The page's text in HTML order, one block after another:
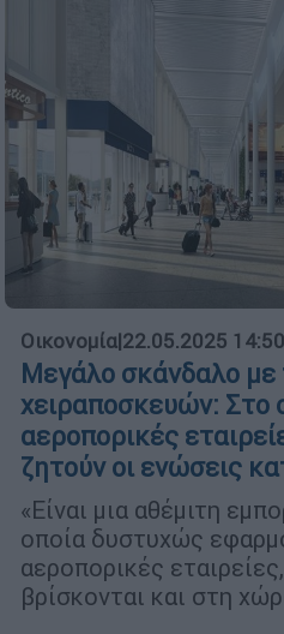
Οικονομία|22.05.2025 14:50
Μεγάλο σκάνδαλο με
χειραποσκευών: Στο
αεροπορικές
ζητούν οι ενώσεις
«Είναι μια αθέμιτη
οποία δυστυχώς
αεροπορικές
βρίσκονται και στη